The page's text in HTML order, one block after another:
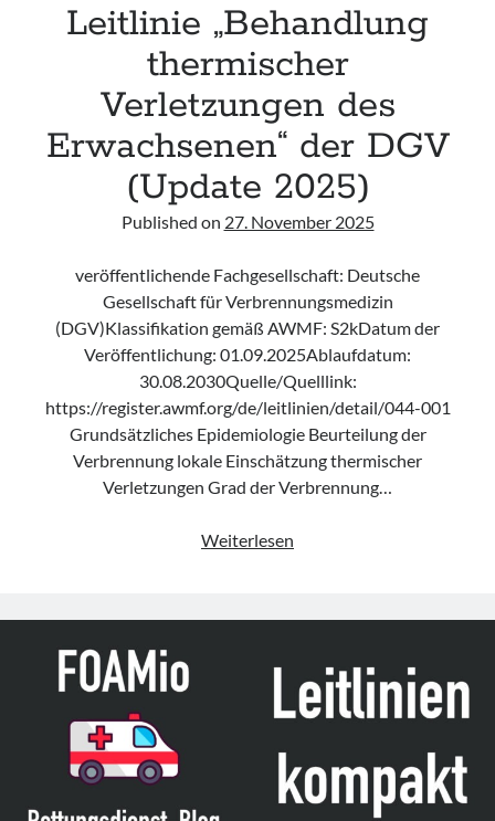
Leitlinie „Behandlung
thermischer
Verletzungen des
Erwachsenen“ der DGV
(Update 2025)
Published on 27. November 2025
veröffentlichende Fachgesellschaft: Deutsche
Gesellschaft für Verbrennungsmedizin
(DGV)Klassifikation gemäß AWMF: S2kDatum der
Veröffentlichung: 01.09.2025Ablaufdatum:
30.08.2030Quelle/Quelllink:
https://register.awmf.org/de/leitlinien/detail/044-001
Grundsätzliches Epidemiologie Beurteilung der
Verbrennung lokale Einschätzung thermischer
Verletzungen Grad der Verbrennung…
Weiterlesen
Verletzungen
Erwachsenen“
der
DGV
2025)